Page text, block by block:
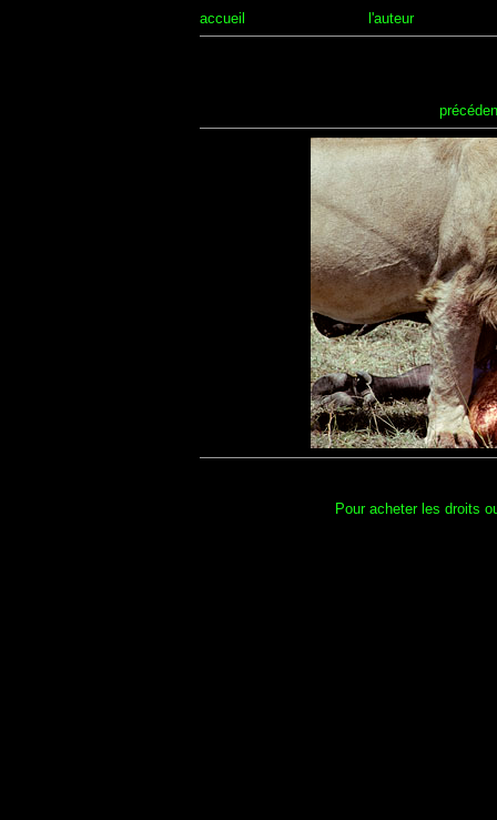
accueil l'auteur
Pour acheter les droits